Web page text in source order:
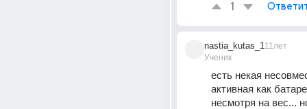
1
nastia_kutas_1
Ученик
11лет
есть некая
активная как
несмотря на вес...